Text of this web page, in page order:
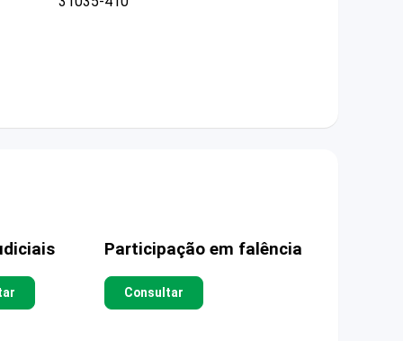
Participação em falência
Consultar